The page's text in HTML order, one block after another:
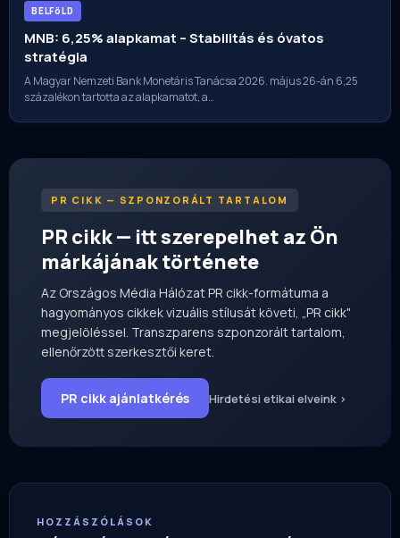
BELFöLD
MNB: 6,25% alapkamat – Stabilitás és óvatos
stratégia
A Magyar Nemzeti Bank Monetáris Tanácsa 2026. május 26-án 6,25
százalékon tartotta az alapkamatot, a…
PR CIKK — SZPONZORÁLT TARTALOM
PR cikk — itt szerepelhet az Ön
márkájának története
Az Országos Média Hálózat PR cikk-formátuma a
hagyományos cikkek vizuális stílusát követi, „PR cikk"
megjelöléssel. Transzparens szponzorált tartalom,
ellenőrzött szerkesztői keret.
PR cikk ajánlatkérés Hirdetési etikai elveink ›
HOZZÁSZÓLÁSOK